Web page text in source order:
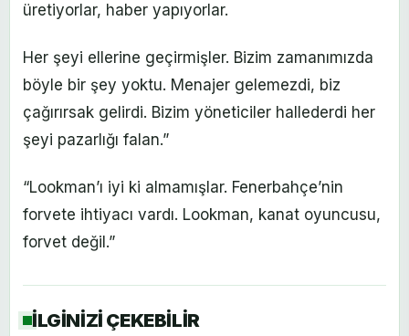
üretiyorlar, haber yapıyorlar.
Her şeyi ellerine geçirmişler. Bizim zamanımızda
böyle bir şey yoktu. Menajer gelemezdi, biz
çağırırsak gelirdi. Bizim yöneticiler hallederdi her
şeyi pazarlığı falan.”
“Lookman’ı iyi ki almamışlar. Fenerbahçe’nin
forvete ihtiyacı vardı. Lookman, kanat oyuncusu,
forvet değil.”
İLGİNİZİ ÇEKEBİLİR